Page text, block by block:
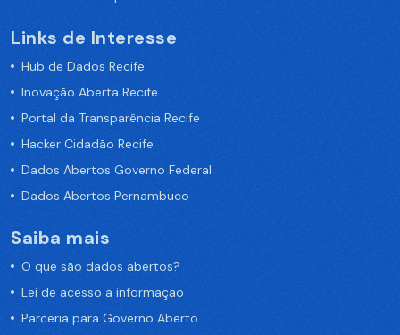
Links de Interesse
Hub de Dados Recife
Inovação Aberta Recife
Portal da Transparência Recife
Hacker Cidadão Recife
Dados Abertos Governo Federal
Dados Abertos Pernambuco
Saiba mais
O que são dados abertos?
Lei de acesso a informação
Parceria para Governo Aberto